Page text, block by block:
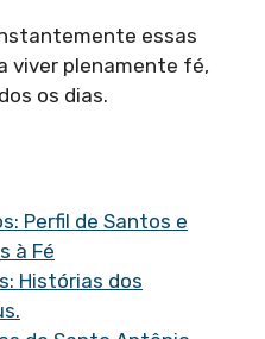
essas
viver plenamente fé,
os dias.
Perfil de Santos e
à Fé
Histórias dos